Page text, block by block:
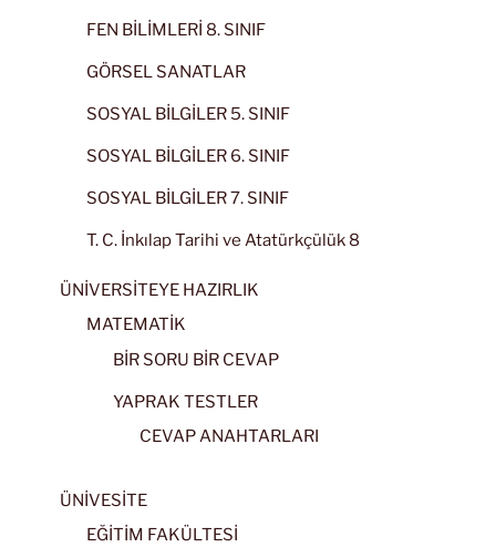
FEN BİLİMLERİ 8. SINIF
GÖRSEL SANATLAR
SOSYAL BİLGİLER 5. SINIF
SOSYAL BİLGİLER 6. SINIF
SOSYAL BİLGİLER 7. SINIF
T. C. İnkılap Tarihi ve Atatürkçülük 8
ÜNİVERSİTEYE HAZIRLIK
MATEMATİK
BİR SORU BİR CEVAP
YAPRAK TESTLER
CEVAP ANAHTARLARI
ÜNİVESİTE
EĞİTİM FAKÜLTESİ